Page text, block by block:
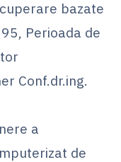
bazate
Perioada de
Conf.dr.ing.
a
de